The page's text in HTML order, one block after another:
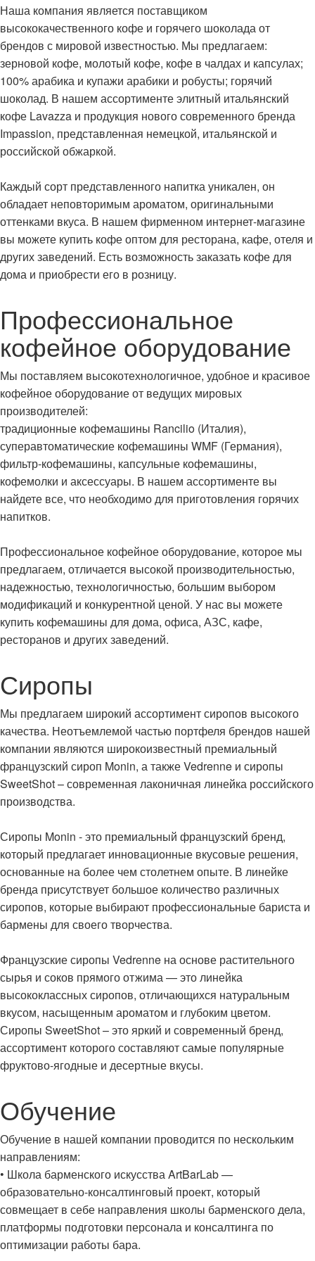
Наша компания является поставщиком
высококачественного кофе и горячего шоколада от
брендов с мировой известностью. Мы предлагаем:
зерновой кофе, молотый кофе, кофе в чалдах и капсулах;
100% арабика и купажи арабики и робусты; горячий
шоколад. В нашем ассортименте элитный итальянский
кофе Lavazza и продукция нового современного бренда
Impassion, представленная немецкой, итальянской и
российской обжаркой.
Каждый сорт представленного напитка уникален, он
обладает неповторимым ароматом, оригинальными
оттенками вкуса. В нашем фирменном интернет-магазине
вы можете купить кофе оптом для ресторана, кафе, отеля и
других заведений. Есть возможность заказать кофе для
дома и приобрести его в розницу.
Профессиональное
кофейное оборудование
Мы поставляем высокотехнологичное, удобное и красивое
кофейное оборудование от ведущих мировых
производителей:
традиционные кофемашины Rancilio (Италия),
суперавтоматические кофемашины WMF (Германия),
фильтр-кофемашины, капсульные кофемашины,
кофемолки и аксессуары. В нашем ассортименте вы
найдете все, что необходимо для приготовления горячих
напитков.
Профессиональное кофейное оборудование, которое мы
предлагаем, отличается высокой производительностью,
надежностью, технологичностью, большим выбором
модификаций и конкурентной ценой. У нас вы можете
купить кофемашины для дома, офиса, АЗС, кафе,
ресторанов и других заведений.
Сиропы
Мы предлагаем широкий ассортимент сиропов высокого
качества. Неотъемлемой частью портфеля брендов нашей
компании являются широкоизвестный премиальный
французский сироп Monin, а также Vedrenne и сиропы
SweetShot – современная лаконичная линейка российского
производства.
Сиропы Monin - это премиальный французский бренд,
который предлагает инновационные вкусовые решения,
основанные на более чем столетнем опыте. В линейке
бренда присутствует большое количество различных
сиропов, которые выбирают профессиональные бариста и
бармены для своего творчества.
Французские сиропы Vedrenne на основе растительного
сырья и соков прямого отжима — это линейка
высококлассных сиропов, отличающихся натуральным
вкусом, насыщенным ароматом и глубоким цветом.
Сиропы SweetShot – это яркий и современный бренд,
ассортимент которого составляют самые популярные
фруктово-ягодные и десертные вкусы.
Обучение
Обучение в нашей компании проводится по нескольким
направлениям:
• Школа барменского искусства ArtBarLab —
образовательно-консалтинговый проект, который
совмещает в себе направления школы барменского дела,
платформы подготовки персонала и консалтинга по
оптимизации работы бара.